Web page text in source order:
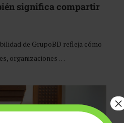
significa compartir
de GrupoBD refleja cómo
organizaciones …
×